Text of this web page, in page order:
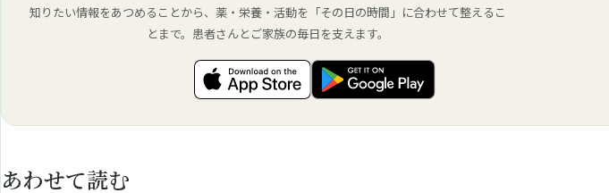
知りたい情報をあつめることから、薬・栄養・活動を「その日の時間」に合わせて整えるこ
とまで。患者さんとご家族の毎日を支えます。
あわせて読む